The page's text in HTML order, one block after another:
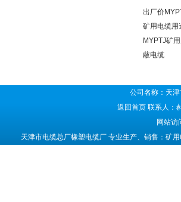
出厂价
矿用电缆用
MYPTJ矿
蔽电缆
公司名称：天
返回首页联系人：
网站
天津市电缆总厂橡塑电缆厂 专业生产、销售：矿